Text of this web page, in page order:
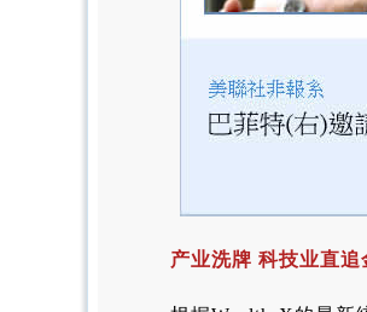
产业洗牌 科技业直追